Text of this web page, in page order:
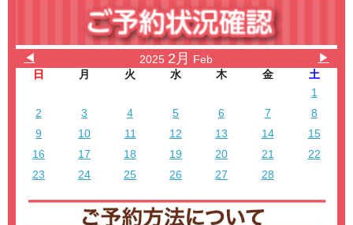
◀ 2025 2月 Feb
▶
日
月 火 水 木 金
土
1
2
3 4 5 6 7
8
9
10 11 12 13 14
15
16
17 18 19 20 21
22
23
24 25 26 27 28